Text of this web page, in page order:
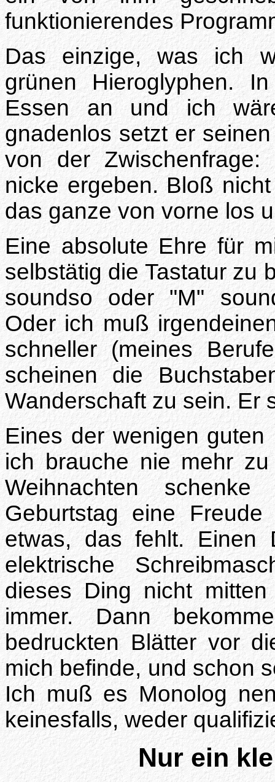
funktionierendes
Das einzige, was ich
grünen Hieroglyphen.
Essen an und ich
gnadenlos setzt er
von der
nicke ergeben. Bloß
das ganze von vorne los
Eine absolute Ehre für
selbstätig die Tastatur zu
soundso oder "M"
Oder ich muß
schneller (meines
scheinen die
Wanderschaft zu sein. Er
Eines der wenigen
ich brauche nie mehr
Weihnachten
Geburtstag eine
etwas, das fehlt. Einen
elektrische
dieses Ding nicht
immer. Dann
bedruckten Blätter vor
mich befinde, und schon
Ich muß es Monolog
keinesfalls, weder
Nur ein